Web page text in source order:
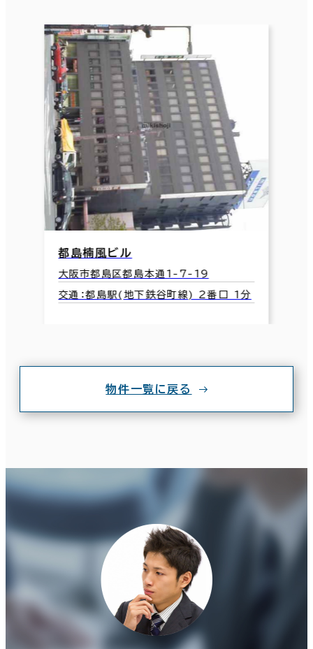
都島楠風ビル
大阪市都島区都島本通1-7-19
交通：都島駅(地下鉄谷町線) 2番口 1分
物件一覧に戻る